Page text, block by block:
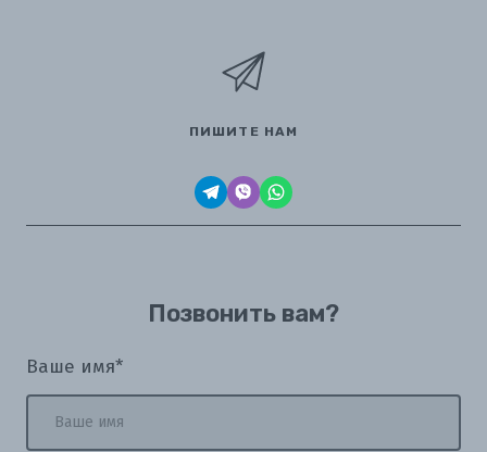
ПИШИТЕ НАМ
Позвонить вам?
Ваше имя*